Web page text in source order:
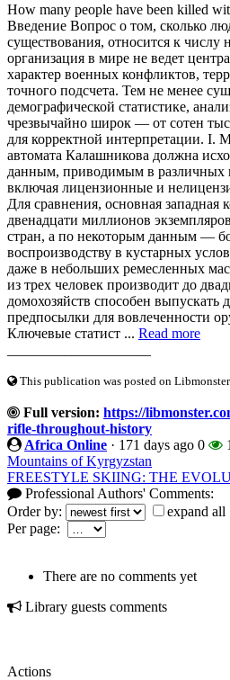
How many people have been killed
Введение Вопрос о том, сколько
существования, относится к
организация в мире не ведет
характер военных конфликтов,
точного подсчета. Тем не менее
демографической статистике,
чрезвычайно широк — от сотен
для корректной интерпретации. I.
автомата Калашникова должна
данным, приводимым в различных
включая лицензионные и
Для сравнения, основная
двенадцати миллионов
стран, а по некоторым данным —
воспроизводству в кустарных
даже в небольших ремесленных
из трех человек производит до
домохозяйств способен выпускать
предпосылки для вовлеченности
Ключевые статист ... Read more
This publication was posted on
Full version: https://
rifle-throughout-history
Africa Online · 171 days ago 0
Mountains of Kyrgyzstan
FREESTYLE SKIING: THE
Professional Authors' Comments:
Order by:
expand all
Per page:
There are no comments yet
Library guests comments
Actions